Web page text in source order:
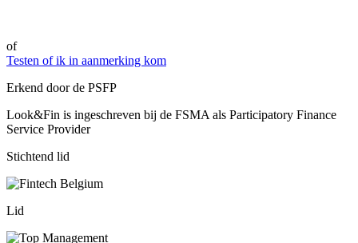
of
Testen of ik in aanmerking kom
Erkend door de PSFP
Look&Fin is ingeschreven bij de FSMA als Participatory Finance
Service Provider
Stichtend lid
Lid